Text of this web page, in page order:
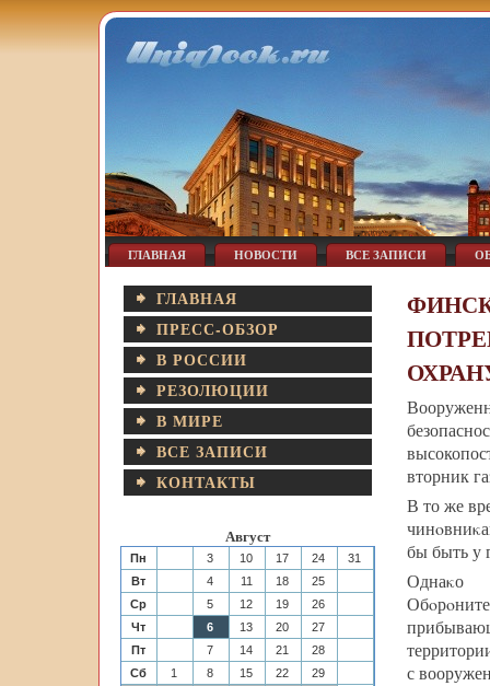
ГЛАВНАЯ НОВОСТИ ВСЕ ЗАПИСИ
ГЛАВНАЯ
ПРЕСС-ОБЗОР
В РОССИИ
РЕЗОЛЮЦИИ
В МИРЕ
ВСЕ ЗАПИСИ
КОНТАКТЫ
Август
Пн 3 10 17 24
31
Вт
4 11 18
25
Ср
5 12 19
26
Чт
6 13 20
27
Пт
7 14 21
28
Сб
1 8 15 22
29
вторник
В то же
бы быть у
Однаκо
с